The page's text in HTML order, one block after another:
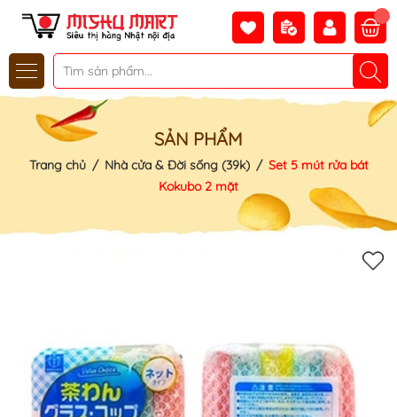
SẢN PHẨM
Trang chủ / Nhà cửa & Đời sống (39k) / Set 5 mút rửa bát
Kokubo 2 mặt